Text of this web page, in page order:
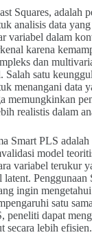
Squares, adalah
analisis data
variabel dalam
karena
dan
Salah satu
menangani data
memungkinkan
realistis dalam
Smart PLS
model
variabel terukur
Penggunaan
ingin
satu
peneliti dapat
secara lebih efisien.